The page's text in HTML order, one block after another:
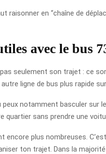
raisonner en “chaîne de
avec le bus
seulement son trajet : ce
ligne de bus plus rapide
peux notamment basculer sur le
quartier sans prendre une
encore plus nombreuses.
ton trajet. Dans la